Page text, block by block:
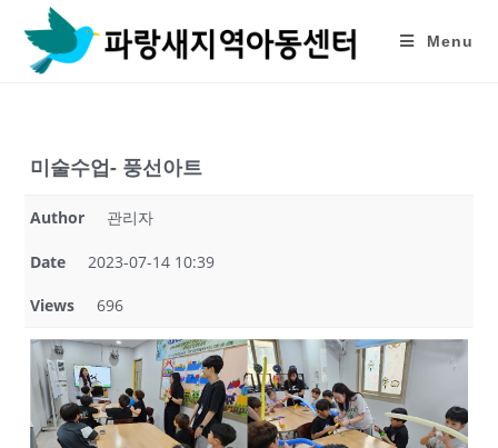
content
Menu
미술수업- 풍선아트
Author 관리자
Date 2023-07-14 10:39
Views 696